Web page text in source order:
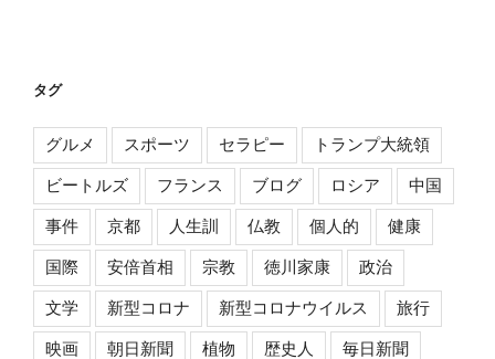
タグ
グルメ スポーツ セラピー トランプ大統領
ビートルズ フランス ブログ ロシア 中国
事件 京都 人生訓 仏教 個人的 健康
国際 安倍首相 宗教 徳川家康 政治
文学 新型コロナ 新型コロナウイルス 旅行
映画 朝日新聞 植物 歴史人 毎日新聞